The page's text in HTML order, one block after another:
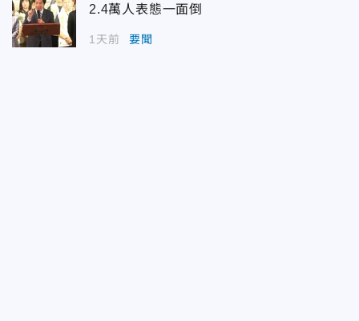
2.4萬人表態一面倒
1天前 要聞